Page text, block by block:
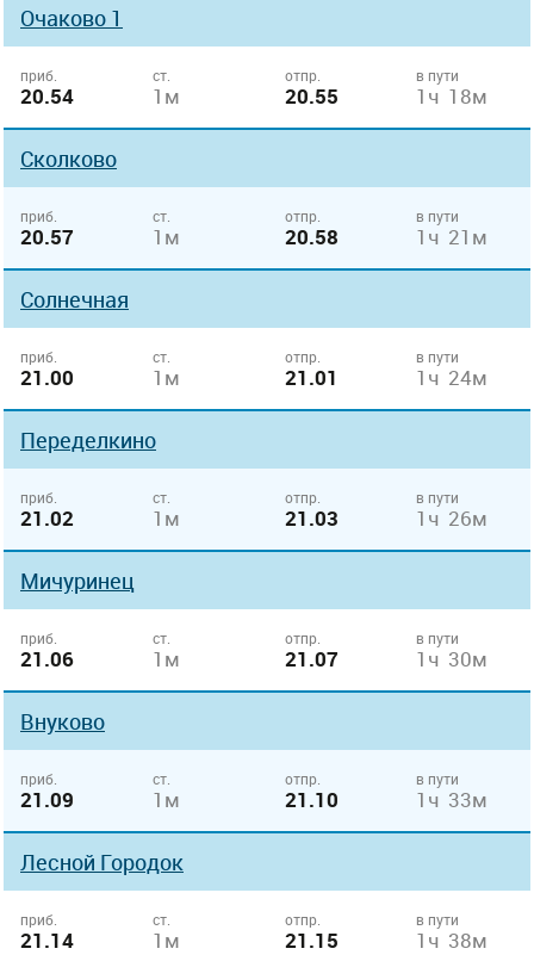
Очаково 1
приб.
20.54
ст.
1м
отпр.
20.55
в пути
1ч 18м
Сколково
приб.
20.57
ст.
1м
отпр.
20.58
в пути
1ч 21м
Солнечная
приб.
21.00
ст.
1м
отпр.
21.01
в пути
1ч 24м
Переделкино
приб.
21.02
ст.
1м
отпр.
21.03
в пути
1ч 26м
Мичуринец
приб.
21.06
ст.
1м
отпр.
21.07
в пути
1ч 30м
Внуково
приб.
21.09
ст.
1м
отпр.
21.10
в пути
1ч 33м
Лесной Городок
приб.
21.14
ст.
1м
отпр.
21.15
в пути
1ч 38м